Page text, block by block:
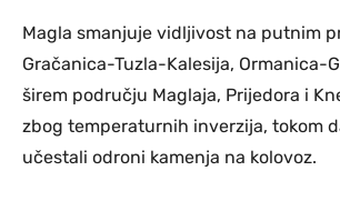
Magla smanjuje vidljivost na putnim
Gračanica-Tuzla-Kalesija, Ormanica-
širem području Maglaja, Prijedora i
zbog temperaturnih inverzija, tokom
učestali odroni kamenja na kolovoz.